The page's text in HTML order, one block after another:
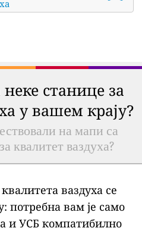
станице за
у вашем крају?
на мапи са
квалитет ваздуха?
ваздуха се
потребна вам је само
и УСБ компатибилно